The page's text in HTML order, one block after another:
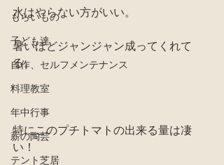
もらいもの
子ども達
自作、セルフメンテナンス
料理教室
年中行事
薪の陶芸
テント芝居
水はやらない方がいい。
暑いほどジャンジャン成ってくれて
る。
特にこのプチトマトの出来る量は凄
い！